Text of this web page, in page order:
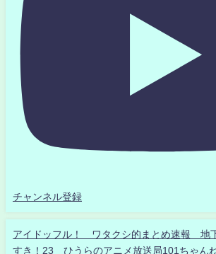
チャンネル登録
アイドッフル！ ワタクシ的まとめ速報 地
すき！23 ひうらのアニメ放送局101ちゃん